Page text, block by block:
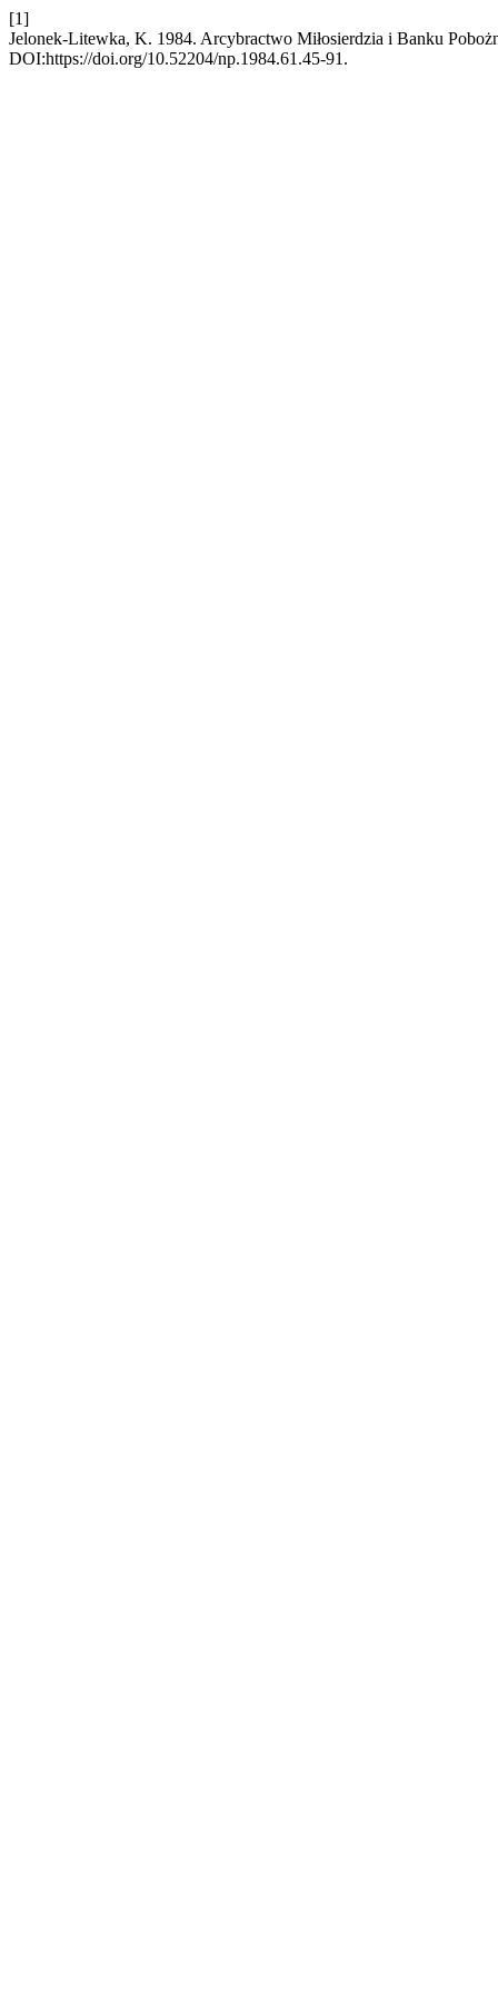
[1]
Jelonek-Litewka, K. 1984. Arcybractwo Miłosierdzia i Banku
DOI:https://doi.org/10.52204/np.1984.61.45-91.